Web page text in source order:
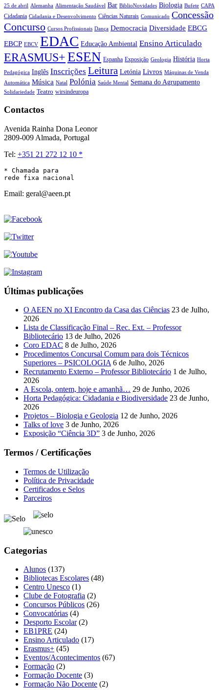
25 de abril Alemanha Alimentação Saudável Bar BiblioNovidades Biologia Bufete CAPA
Cidadania Cidadania e Desenvolvimento Ciências Naturais Comunicado Concessão
Concurso Cursos Profissionais Dança Democracia Diversidade EBCG
EBCP EBCV EDAC Educação Ambiental Ensino Articulado
ERASMUS+ESEN Espanha Exposição Geologia História Horta
Pedagógica Inglês Inscrições Leitura Letónia Livros Máquinas de Venda
Automática Música Natal Polónia Saúde Mental Semana do Agrupamento
Solidariedade Teatro wirsindeuropa
Contactos
Avenida Rainha Dona Leonor
2809-009 Almada, Portugal
Tel: +351 21 272 12 10 *
* Chamada para
rede fixa nacional
Email: geral@aeen.pt
Últimas publicações
O AEEN no XI Encontro da Casa das Ciências 23 de Julho,
2026
Lista de Classificação Final – Rec. Ext. – Professor
Bibliotecário 13 de Julho, 2026
Coro EDAC 8 de Julho, 2026
Procedimentos Concursal Comum para dois Técnicos
Superiores – PSICOLOGIA 6 de Julho, 2026
Recrutamento Externo – Professor Bibliotecário 1 de Julho,
2026
A Escola, ontem, hoje e amanhã… 29 de Junho, 2026
Horta Pedagógica: Cidadania e Biodiversidade 23 de Junho,
2026
Projetos – Biologia e Geologia 12 de Junho, 2026
Talks of love 3 de Junho, 2026
Exposição “Ciência 3D” 3 de Junho, 2026
Termos / Certificações
Termos de Utilização
Política de Privacidade
Certificados e Selos
Parceiros
Categorias
Alunos (137)
Bibliotecas Escolares (48)
Centro Unesco (1)
Clube de Fotografia (2)
Concursos Públicos (26)
Convocatórias (4)
Desporto Escolar(2)
EB1PRE (24)
Ensino Articulado (17)
Erasmus+ (45)
Eventos/Acontecimentos (67)
Formação (2)
Formação Docente (3)
Formação Não Docente (2)